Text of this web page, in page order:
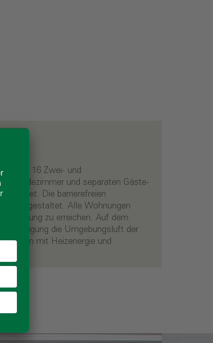
16 Zwei- und
Badezimmer und separaten Gäste-
Die barrierefreien
gestaltet. Alle Wohnungen
zu erreichen. Auf dem
die Umgebungsluft der
mit Heizenergie und